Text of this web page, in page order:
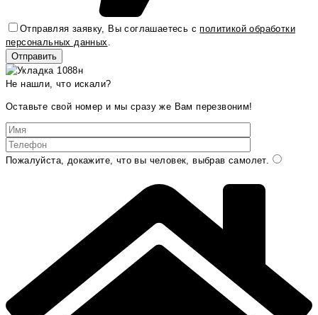
Отправляя заявку, Вы соглашаетесь сполитикой обработки
персональных данных.
Не нашли, что искали?
Оставьте свой номер и мы сразу же Вам перезвоним!
Пожалуйста, докажите, что вы человек, выбрав самолет.